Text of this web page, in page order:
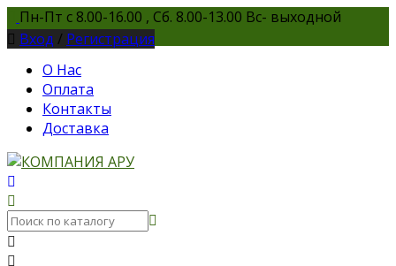
Пн-Пт с 8.00-16.00 , Сб. 8.00-13.00 Вс- выходной
Вход / Регистрация
О Нас
Оплата
Контакты
Доставка